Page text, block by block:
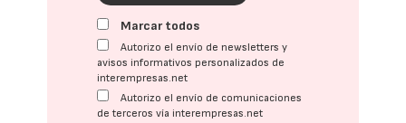
Marcar todos
Autorizo el envío de newsletters y
avisos informativos personalizados de
interempresas.net
Autorizo el envío de comunicaciones
de terceros vía interempresas.net